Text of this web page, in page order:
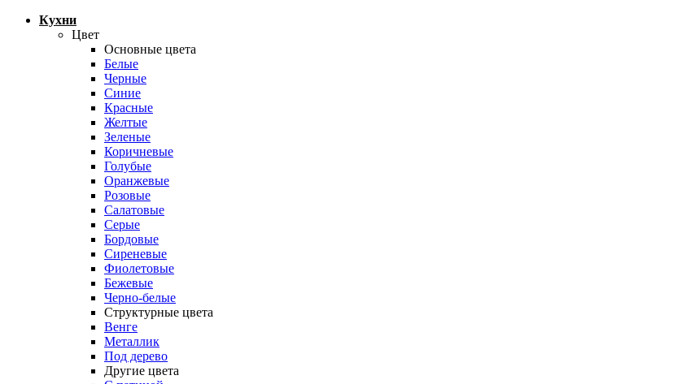
Кухни
Цвет
Основные цвета
Белые
Черные
Синие
Красные
Желтые
Зеленые
Коричневые
Голубые
Оранжевые
Розовые
Салатовые
Серые
Бордовые
Сиреневые
Фиолетовые
Бежевые
Черно-белые
Структурные цвета
Венге
Металлик
Под дерево
Другие цвета